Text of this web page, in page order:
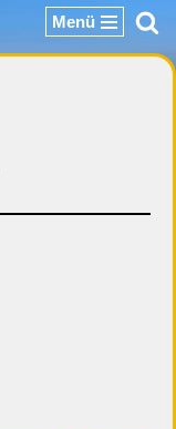
Menü